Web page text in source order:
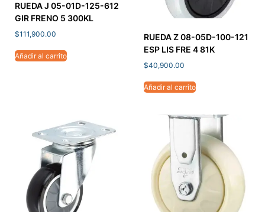
RUEDA J 05-01D-125-612
GIR FRENO 5 300KL
$111,900.00
Añadir al carrito
RUEDA Z 08-05D-100-121
ESP LIS FRE 4 81K
$40,900.00
Añadir al carrito